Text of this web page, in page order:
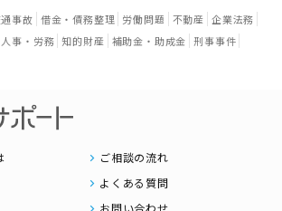
事故 借金・債務整理 労働問題 不動産 企業法務
人事・労務 知的財産 補助金・助成金 刑事事件
ご相談の流れ
よくある質問
お問い合わせ